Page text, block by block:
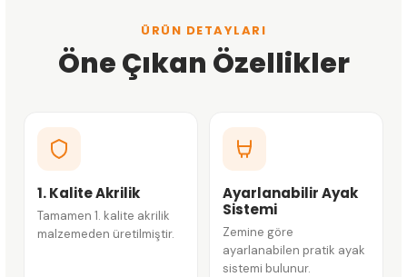
ÜRÜN DETAYLARI
Öne Çıkan Özellikler
1. Kalite Akrilik
Tamamen 1. kalite akrilik
malzemeden üretilmiştir.
Ayarlanabilir Ayak
Sistemi
Zemine göre
ayarlanabilen pratik ayak
sistemi bulunur.